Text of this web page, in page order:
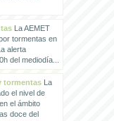
La AEMET
tormentas en
alerta
del mediodía...
tormentasLa
el nivel de
el ámbito
doce del